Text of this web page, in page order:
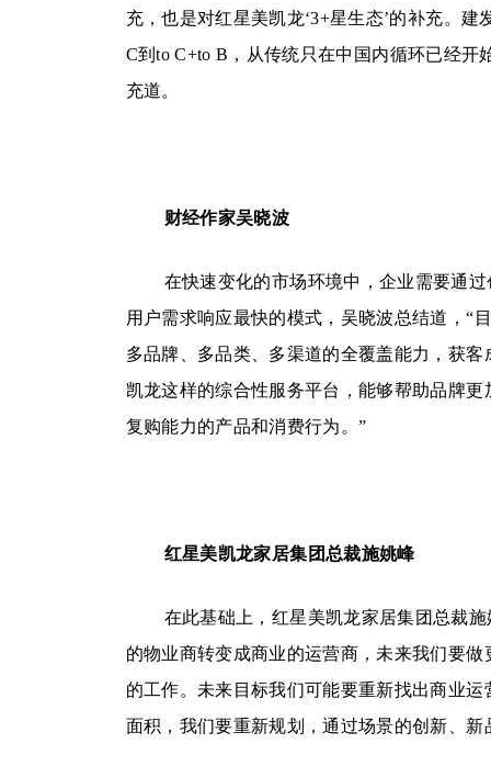
充，也是对红星美凯龙‘3+星生态’的补充。建
C到to C+to B，从传统只在中国内循环已经
充道。
财经作家吴晓波
在快速变化的市场环境中，企业需要通
用户需求响应最快的模式，吴晓波总结道，“
多品牌、多品类、多渠道的全覆盖能力，获
凯龙这样的综合性服务平台，能够帮助品牌
复购能力的产品和消费行为。”
红星美凯龙家居集团总裁施姚峰
在此基础上，红星美凯龙家居集团总裁
的物业商转变成商业的运营商，未来我们要
的工作。未来目标我们可能要重新找出商业
面积，我们要重新规划，通过场景的创新、